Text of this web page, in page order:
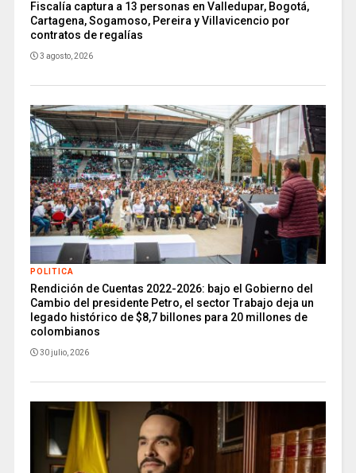
Fiscalía captura a 13 personas en Valledupar, Bogotá,
Cartagena, Sogamoso, Pereira y Villavicencio por
contratos de regalías
3 agosto, 2026
POLITICA
Rendición de Cuentas 2022-2026: bajo el Gobierno del
Cambio del presidente Petro, el sector Trabajo deja un
legado histórico de $8,7 billones para 20 millones de
colombianos
30 julio, 2026